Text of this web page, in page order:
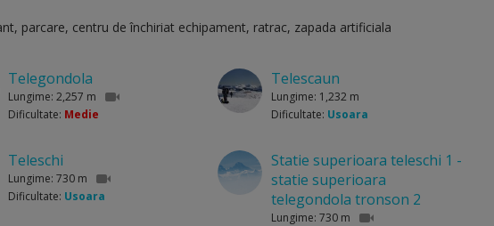
parcare, centru de închiriat echipament, ratrac, zapada artificiala
Telegondola
Lungime: 2,257 m
Dificultate: Medie
Telescaun
Lungime: 1,232 m
Dificultate: Usoara
Teleschi
Lungime: 730 m
Dificultate: Usoara
Statie superioara teleschi 1 -
statie superioara
telegondola tronson 2
Lungime: 730 m